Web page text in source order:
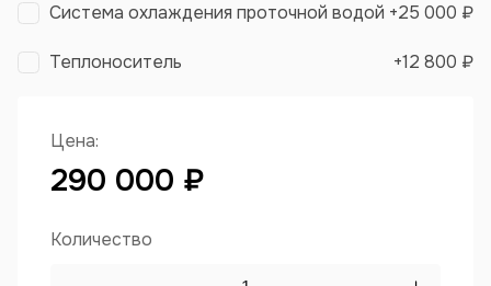
Система охлаждения проточной водой +25 000 ₽
Теплоноситель +12 800 ₽
Цена:
290 000 ₽
Количество